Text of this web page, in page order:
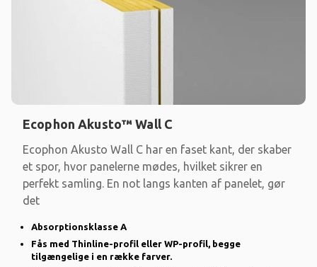
Ecophon Akusto™ Wall C
Ecophon Akusto Wall C har en faset kant, der skaber
et spor, hvor panelerne mødes, hvilket sikrer en
perfekt samling. En not langs kanten af panelet, gør
det
Absorptionsklasse A
Fås med Thinline-profil eller WP-profil, begge
tilgængelige i en række farver.